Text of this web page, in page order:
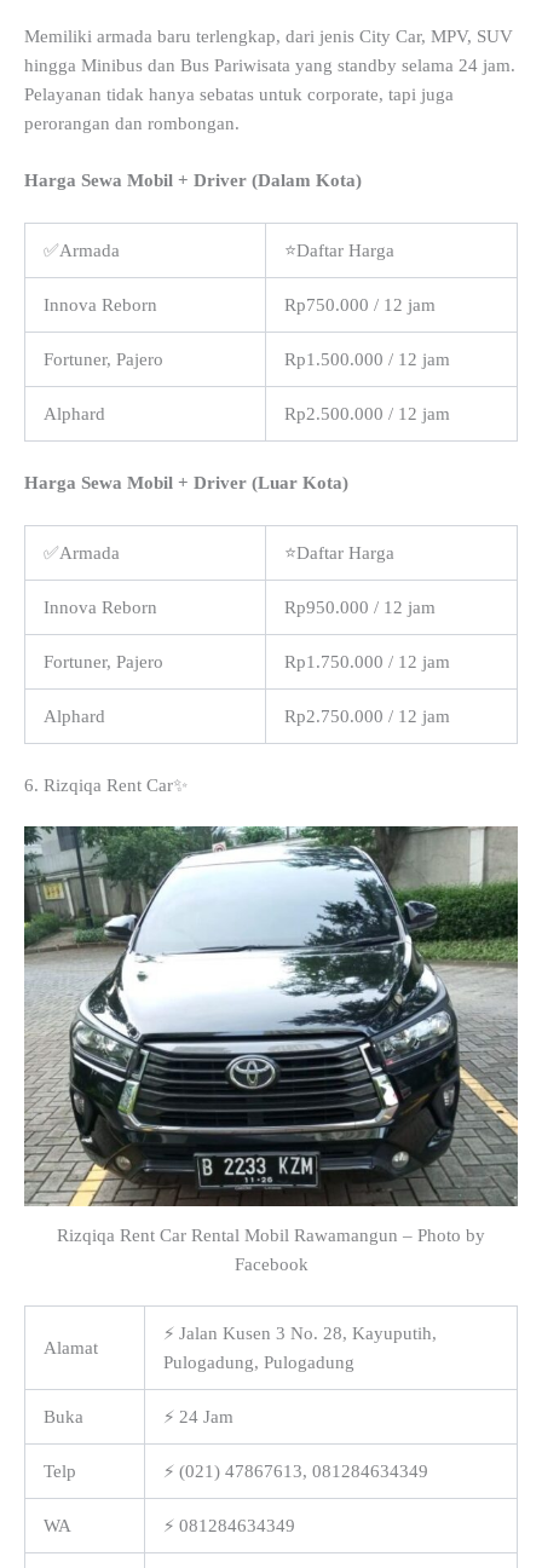
Memiliki armada baru terlengkap, dari jenis City Car, MPV, SUV
hingga Minibus dan Bus Pariwisata yang standby selama 24 jam.
Pelayanan tidak hanya sebatas untuk corporate, tapi juga
perorangan dan rombongan.
Harga Sewa Mobil + Driver (Dalam Kota)
✅Armada ⭐Daftar Harga
Innova Reborn Rp750.000 / 12 jam
Fortuner, Pajero Rp1.500.000 / 12 jam
Alphard Rp2.500.000 / 12 jam
Harga Sewa Mobil + Driver (Luar Kota)
✅Armada ⭐Daftar Harga
Innova Reborn Rp950.000 / 12 jam
Fortuner, Pajero Rp1.750.000 / 12 jam
Alphard Rp2.750.000 / 12 jam
6. Rizqiqa Rent Car✨
Rizqiqa Rent Car Rental Mobil Rawamangun – Photo by
Facebook
Alamat
⚡ Jalan Kusen 3 No. 28, Kayuputih,
Pulogadung, Pulogadung
Buka ⚡ 24 Jam
Telp ⚡ (021) 47867613, 081284634349
WA ⚡ 081284634349